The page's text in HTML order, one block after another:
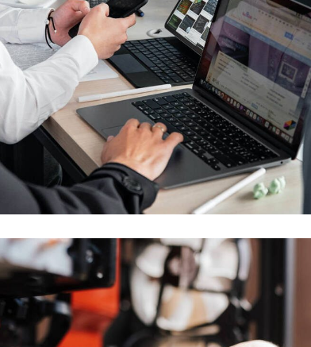
Proiectarea Și Realizarea
Servicii IT